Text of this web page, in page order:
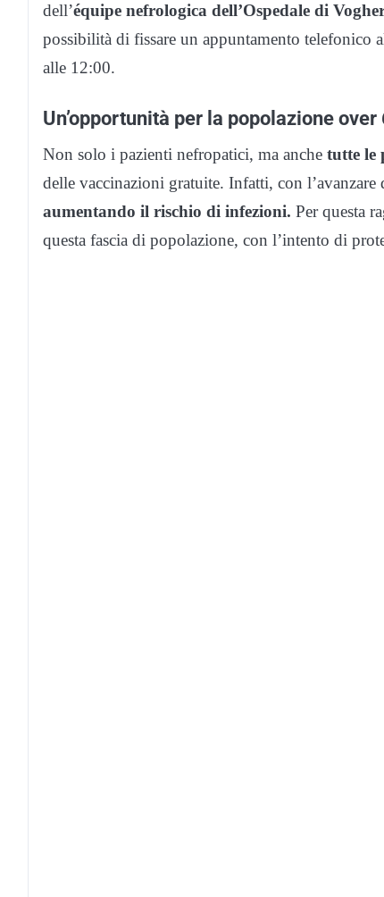
dell’équipe nefrologica dell’Ospedale di
possibilità di fissare un appuntamento
alle 12:00.
Un’opportunità per la popolazione over
Non solo i pazienti nefropatici, ma anche tutte le
delle vaccinazioni gratuite. Infatti, con l’avanzare
aumentando il rischio di infezioni. Per questa
questa fascia di popolazione, con l’intento di